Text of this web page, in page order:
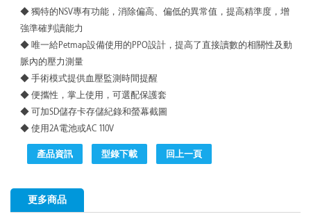
◆ 獨特的NSV專有功能，消除偏高、偏低的異常值，提高精準度，增
強準確判讀能力
◆ 唯一給Petmap設備使用的PPO設計，提高了直接讀數的相關性及動
脈內的壓力測量
◆ 手術模式提供血壓監測時間提醒
◆ 便攜性，掌上使用，可選配保護套
◆ 可加SD儲存卡存儲紀錄和螢幕截圖
◆ 使用2A電池或AC 110V
產品資訊 型錄下載 回上一頁
更多商品